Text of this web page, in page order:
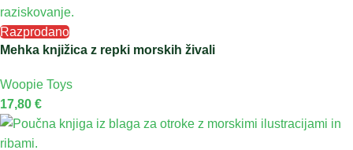
Razprodano
Mehka knjižica z repki morskih živali
Woopie Toys
17,80 €